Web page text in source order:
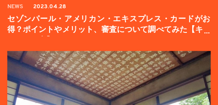
NEWS 2023.04.28
セゾンパール・アメリカン・エキスプレス・カードがお
得？ポイントやメリット、審査について調べてみた【キャ